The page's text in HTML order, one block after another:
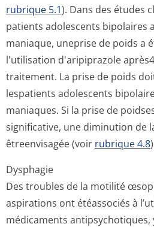
rubrique 5.1). Dans des études
patients adolescents bipolaires
maniaque, uneprise de poids a
l'utilisation d'aripiprazole
traitement. La prise de poids
lespatients adolescents
maniaques. Si la prise de
significative, une diminution de
êtreenvisagée (voir rubrique 4.8
Dysphagie
Des troubles de la motilité
aspirations ont étéassociés à
médicaments